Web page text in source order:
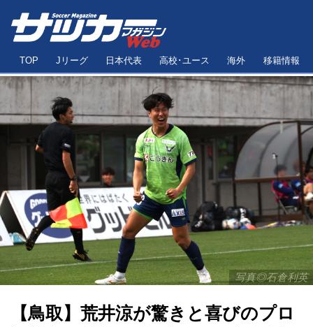
TOP Jリーグ 日本代表 高校･ユース 海外 移籍情報
写真◎石倉利英
【鳥取】荒井涼が驚きと喜びのプロ